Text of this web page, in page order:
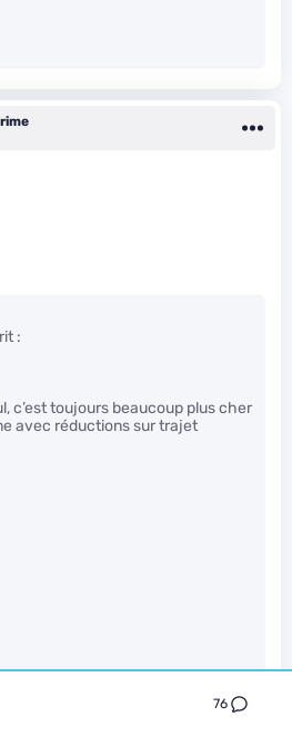
76
:
c’est toujours beaucoup plus cher
avec réductions sur trajet
=&gt; quels frais ? Les frais
L’achat ?